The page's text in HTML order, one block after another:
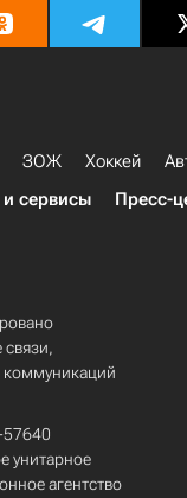
ЗОЖ Хоккей
сервисы Пресс-
унитарное
агентство